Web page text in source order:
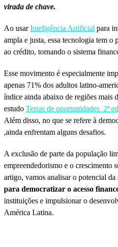
virada de chave.
Ao usarInteligência Artificial para
ampla e justa, essa tecnologia tem o
ao crédito, tornando o sistema
Esse movimento é especialmente
apenas 71% dos adultos latino-
índice ainda abaixo de regiões mais
estudo Terras de oportunidades 2ª
Além disso, no que se refere à
,ainda enfrentam alguns desafios.
A exclusão de parte da população
empreendedorismo e o crescimento
artigo, vamos analisar o potencial da
para democratizar o acesso
instituições e impulsionar o
América Latina.